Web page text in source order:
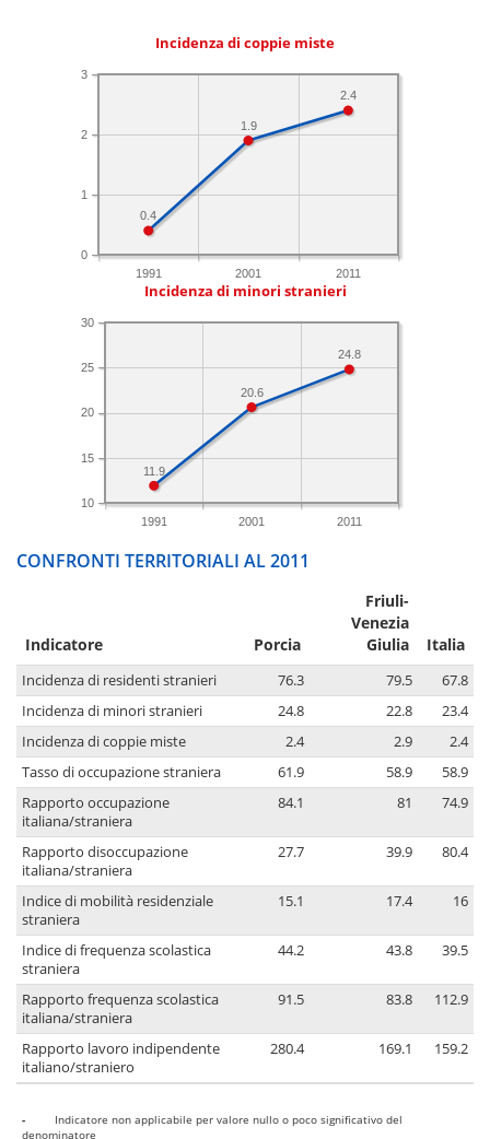
Incidenza di coppie miste
1991 2001 2011
0
1
2
3
2.4
1.9
0.4
Incidenza di minori stranieri
1991 2001 2011
10
15
20
25
30
24.8
20.6
11.9
CONFRONTI TERRITORIALI AL 2011
Indicatore Porcia
Friuli-
Venezia
Giulia
Italia
Incidenza di residenti stranieri 76.3 79.5
67.8
Incidenza di minori stranieri
24.8 22.8
23.4
Incidenza di coppie miste
2.4 2.9
2.4
Tasso di occupazione straniera
61.9 58.9
58.9
Rapporto occupazione
italiana/straniera
84.1 81 74.9
Rapporto disoccupazione
italiana/straniera
27.7 39.9 80.4
Indice di mobilità residenziale
straniera
15.1 17.4 16
Indice di frequenza scolastica
straniera
44.2 43.8 39.5
Rapporto frequenza scolastica
italiana/straniera
91.5 83.8 112.9
Rapporto lavoro indipendente
italiano/straniero
280.4 169.1 159.2
-
Indicatore non applicabile per valore nullo o poco significativo del
denominatore